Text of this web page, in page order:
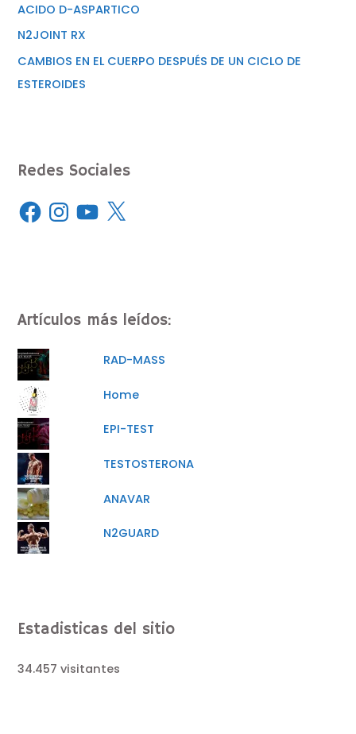
ACIDO D-ASPARTICO
N2JOINT RX
CAMBIOS EN EL CUERPO DESPUÉS DE UN CICLO DE
ESTEROIDES
Redes Sociales
Artículos más leídos:
RAD-MASS
Home
EPI-TEST
TESTOSTERONA
ANAVAR
N2GUARD
Estadisticas del sitio
34.457 visitantes